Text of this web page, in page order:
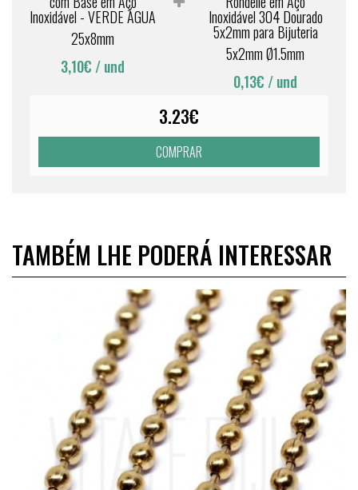
Inoxidável - VERDE ÁGUA
25x8mm
3,10€ / und
Inoxidável 304 Dourado
5x2mm para Bijuteria
5x2mm Ø1.5mm
0,13€ / und
3.23€
COMPRAR
TAMBÉM LHE PODERÁ INTERESSAR